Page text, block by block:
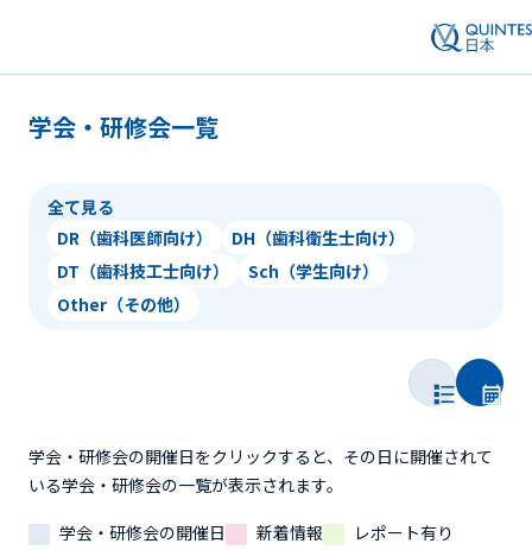
学会・研修会一覧
全て見る
DR（歯科医師向け）
DH（歯科衛生士向け）
DT（歯科技工士向け）
Sch（学生向け）
Other（その他）
学会・研修会の開催日をクリックすると、その日に開催されて
いる学会・研修会の一覧が表示されます。
学会・研修会の開催日
新着情報 レポート有り